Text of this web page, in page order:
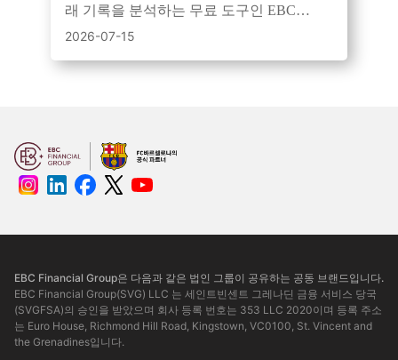
래 기록을 분석하는 무료 도구인 EBC
Turbo를 사용하여 성과, 위험 및 일관성을
2026-07-15
EBC Financial Group은 다음과 같은 법인 그룹이 공유하는 공동 브랜드입니다.
EBC Financial Group(SVG) LLC 는 세인트빈센트 그레나딘 금융 서비스 당국
(SVGFSA)의 승인을 받았으며 회사 등록 번호는 353 LLC 2020이며 등록 주소
는 Euro House, Richmond Hill Road, Kingstown, VC0100, St. Vincent and
the Grenadines입니다.